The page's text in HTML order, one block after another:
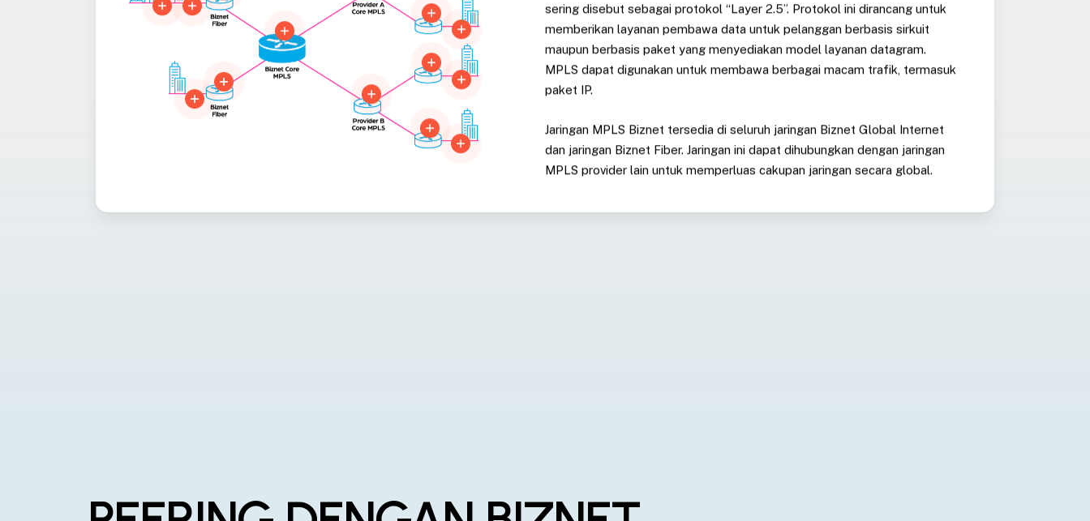
sering disebut sebagai protokol “Layer 2.5”. Protokol ini dirancang untuk
memberikan layanan pembawa data untuk pelanggan berbasis sirkuit
maupun berbasis paket yang menyediakan model layanan datagram.
MPLS dapat digunakan untuk membawa berbagai macam trafik, termasuk
paket IP.
Jaringan MPLS Biznet tersedia di seluruh jaringan Biznet Global Internet
dan jaringan Biznet Fiber. Jaringan ini dapat dihubungkan dengan jaringan
MPLS provider lain untuk memperluas cakupan jaringan secara global.